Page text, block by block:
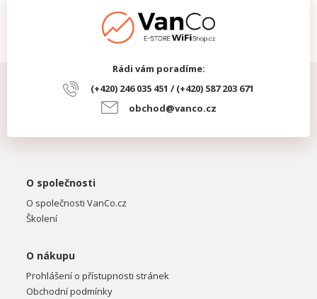
Rádi vám poradíme:
(+420) 246 035 451 / (+420) 587 203 671
obchod@vanco.cz
O společnosti
O společnosti VanCo.cz
Školení
O nákupu
Prohlášení o přístupnosti stránek
Obchodní podmínky